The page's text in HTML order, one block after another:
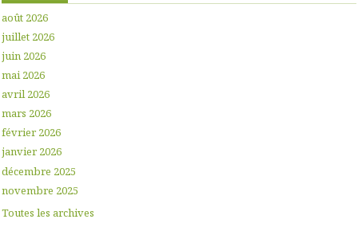
août 2026
juillet 2026
juin 2026
mai 2026
avril 2026
mars 2026
février 2026
janvier 2026
décembre 2025
novembre 2025
Toutes les archives